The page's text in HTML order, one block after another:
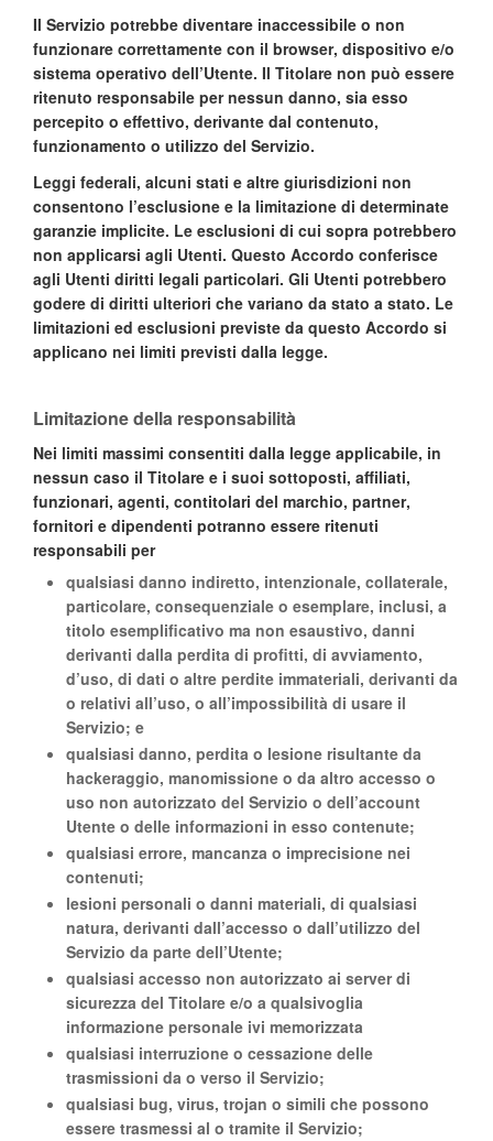
Il Servizio potrebbe diventare inaccessibile o non
funzionare correttamente con il browser, dispositivo e/o
sistema operativo dell’Utente. Il Titolare non può essere
ritenuto responsabile per nessun danno, sia esso
percepito o effettivo, derivante dal contenuto,
funzionamento o utilizzo del Servizio.
Leggi federali, alcuni stati e altre giurisdizioni non
consentono l’esclusione e la limitazione di determinate
garanzie implicite. Le esclusioni di cui sopra potrebbero
non applicarsi agli Utenti. Questo Accordo conferisce
agli Utenti diritti legali particolari. Gli Utenti potrebbero
godere di diritti ulteriori che variano da stato a stato. Le
limitazioni ed esclusioni previste da questo Accordo si
applicano nei limiti previsti dalla legge.
Limitazione della responsabilità
Nei limiti massimi consentiti dalla legge applicabile, in
nessun caso il Titolare e i suoi sottoposti, affiliati,
funzionari, agenti, contitolari del marchio, partner,
fornitori e dipendenti potranno essere ritenuti
responsabili per
qualsiasi danno indiretto, intenzionale, collaterale,
particolare, consequenziale o esemplare, inclusi, a
titolo esemplificativo ma non esaustivo, danni
derivanti dalla perdita di profitti, di avviamento,
d’uso, di dati o altre perdite immateriali, derivanti da
o relativi all’uso, o all’impossibilità di usare il
Servizio; e
qualsiasi danno, perdita o lesione risultante da
hackeraggio, manomissione o da altro accesso o
uso non autorizzato del Servizio o dell’account
Utente o delle informazioni in esso contenute;
qualsiasi errore, mancanza o imprecisione nei
contenuti;
lesioni personali o danni materiali, di qualsiasi
natura, derivanti dall’accesso o dall’utilizzo del
Servizio da parte dell’Utente;
qualsiasi accesso non autorizzato ai server di
sicurezza del Titolare e/o a qualsivoglia
informazione personale ivi memorizzata
qualsiasi interruzione o cessazione delle
trasmissioni da o verso il Servizio;
qualsiasi bug, virus, trojan o simili che possono
essere trasmessi al o tramite il Servizio;